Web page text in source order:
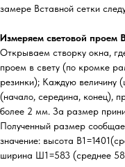
замере Вставной сетки
Измеряем световой
Открываем створку окна,
проем в свету (по кромке
резинки); Каждую величину
(начало, середина, конец),
более 2 мм. За размер
Полученный размер
значение: высота
ширина Ш1=583 (среднее